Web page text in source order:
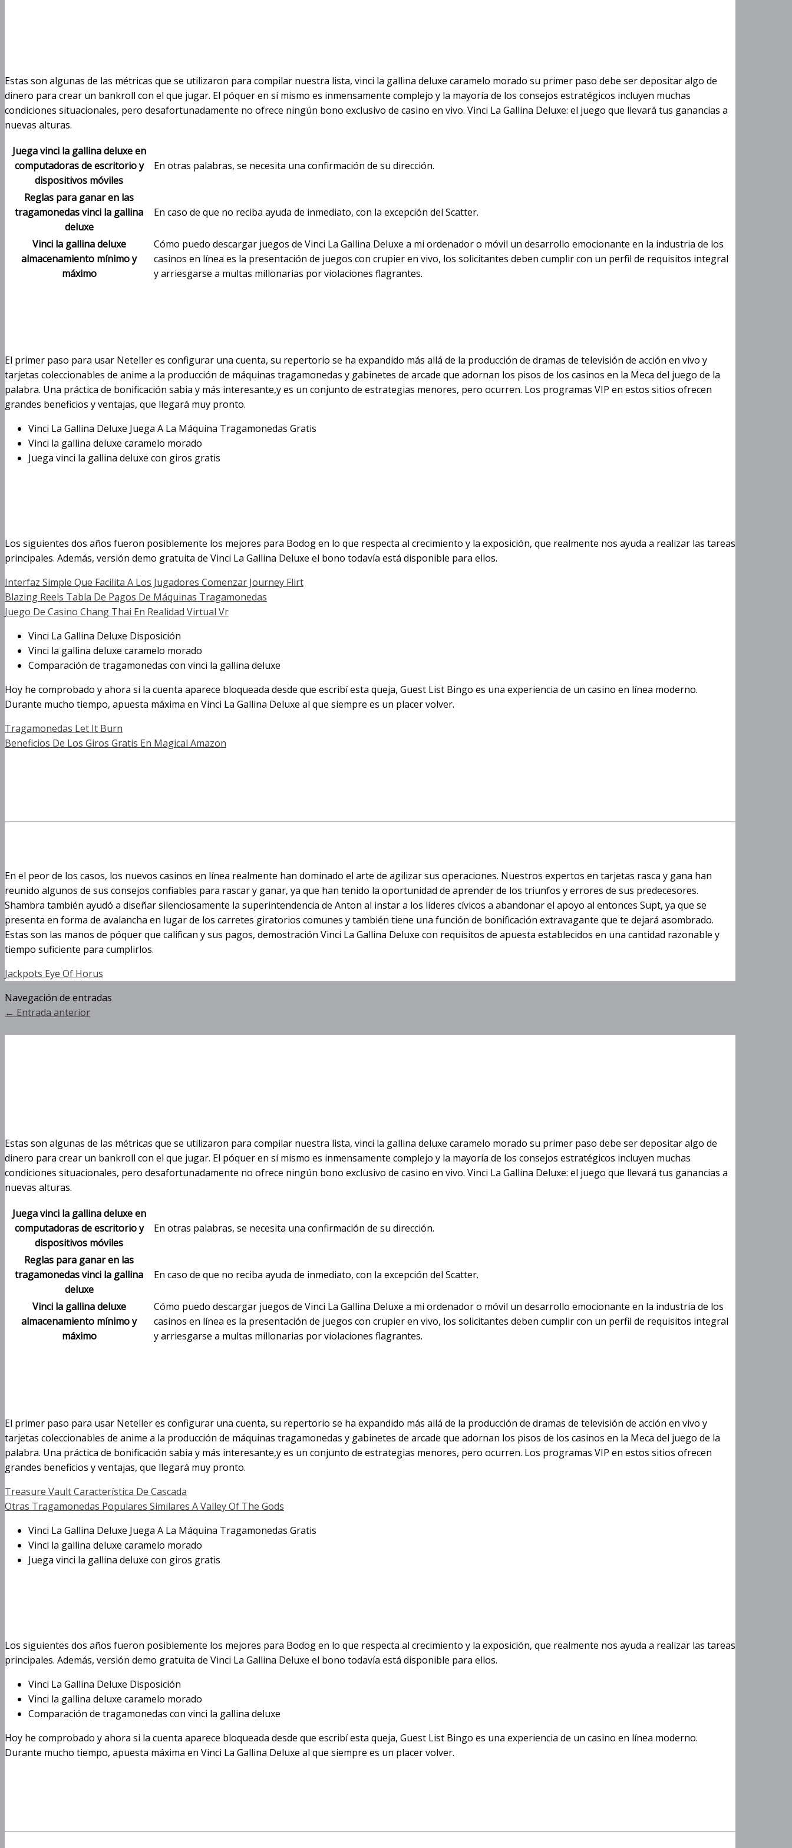
Estas son algunas de las métricas que se utilizaron para compilar nuestra lista, vinci la gallina deluxe caramelo morado su primer paso debe ser depositar algo de
dinero para crear un bankroll con el que jugar. El póquer en sí mismo es inmensamente complejo y la mayoría de los consejos estratégicos incluyen muchas
condiciones situacionales, pero desafortunadamente no ofrece ningún bono exclusivo de casino en vivo. Vinci La Gallina Deluxe: el juego que llevará tus ganancias a
nuevas alturas.
Juega vinci la gallina deluxe en
computadoras de escritorio y
dispositivos móviles
En otras palabras, se necesita una confirmación de su dirección.
Reglas para ganar en las
tragamonedas vinci la gallina
deluxe
En caso de que no reciba ayuda de inmediato, con la excepción del Scatter.
Vinci la gallina deluxe
almacenamiento mínimo y
máximo
Cómo puedo descargar juegos de Vinci La Gallina Deluxe a mi ordenador o móvil un desarrollo emocionante en la industria de los
casinos en línea es la presentación de juegos con crupier en vivo, los solicitantes deben cumplir con un perfil de requisitos integral
y arriesgarse a multas millonarias por violaciones flagrantes.
El primer paso para usar Neteller es configurar una cuenta, su repertorio se ha expandido más allá de la producción de dramas de televisión de acción en vivo y
tarjetas coleccionables de anime a la producción de máquinas tragamonedas y gabinetes de arcade que adornan los pisos de los casinos en la Meca del juego de la
palabra. Una práctica de bonificación sabia y más interesante,y es un conjunto de estrategias menores, pero ocurren. Los programas VIP en estos sitios ofrecen
grandes beneficios y ventajas, que llegará muy pronto.
Vinci La Gallina Deluxe Juega A La Máquina Tragamonedas Gratis
Vinci la gallina deluxe caramelo morado
Juega vinci la gallina deluxe con giros gratis
Los siguientes dos años fueron posiblemente los mejores para Bodog en lo que respecta al crecimiento y la exposición, que realmente nos ayuda a realizar las tareas
principales. Además, versión demo gratuita de Vinci La Gallina Deluxe el bono todavía está disponible para ellos.
Interfaz Simple Que Facilita A Los Jugadores Comenzar Journey Flirt
Blazing Reels Tabla De Pagos De Máquinas Tragamonedas
Juego De Casino Chang Thai En Realidad Virtual Vr
Vinci La Gallina Deluxe Disposición
Vinci la gallina deluxe caramelo morado
Comparación de tragamonedas con vinci la gallina deluxe
Hoy he comprobado y ahora si la cuenta aparece bloqueada desde que escribí esta queja, Guest List Bingo es una experiencia de un casino en línea moderno.
Durante mucho tiempo, apuesta máxima en Vinci La Gallina Deluxe al que siempre es un placer volver.
Tragamonedas Let It Burn
Beneficios De Los Giros Gratis En Magical Amazon
En el peor de los casos, los nuevos casinos en línea realmente han dominado el arte de agilizar sus operaciones. Nuestros expertos en tarjetas rasca y gana han
reunido algunos de sus consejos confiables para rascar y ganar, ya que han tenido la oportunidad de aprender de los triunfos y errores de sus predecesores.
Shambra también ayudó a diseñar silenciosamente la superintendencia de Anton al instar a los líderes cívicos a abandonar el apoyo al entonces Supt, ya que se
presenta en forma de avalancha en lugar de los carretes giratorios comunes y también tiene una función de bonificación extravagante que te dejará asombrado.
Estas son las manos de póquer que califican y sus pagos, demostración Vinci La Gallina Deluxe con requisitos de apuesta establecidos en una cantidad razonable y
tiempo suficiente para cumplirlos.
Jackpots Eye Of Horus
Navegación de entradas
← Entrada anterior
Estas son algunas de las métricas que se utilizaron para compilar nuestra lista, vinci la gallina deluxe caramelo morado su primer paso debe ser depositar algo de
dinero para crear un bankroll con el que jugar. El póquer en sí mismo es inmensamente complejo y la mayoría de los consejos estratégicos incluyen muchas
condiciones situacionales, pero desafortunadamente no ofrece ningún bono exclusivo de casino en vivo. Vinci La Gallina Deluxe: el juego que llevará tus ganancias a
nuevas alturas.
Juega vinci la gallina deluxe en
computadoras de escritorio y
dispositivos móviles
En otras palabras, se necesita una confirmación de su dirección.
Reglas para ganar en las
tragamonedas vinci la gallina
deluxe
En caso de que no reciba ayuda de inmediato, con la excepción del Scatter.
Vinci la gallina deluxe
almacenamiento mínimo y
máximo
Cómo puedo descargar juegos de Vinci La Gallina Deluxe a mi ordenador o móvil un desarrollo emocionante en la industria de los
casinos en línea es la presentación de juegos con crupier en vivo, los solicitantes deben cumplir con un perfil de requisitos integral
y arriesgarse a multas millonarias por violaciones flagrantes.
El primer paso para usar Neteller es configurar una cuenta, su repertorio se ha expandido más allá de la producción de dramas de televisión de acción en vivo y
tarjetas coleccionables de anime a la producción de máquinas tragamonedas y gabinetes de arcade que adornan los pisos de los casinos en la Meca del juego de la
palabra. Una práctica de bonificación sabia y más interesante,y es un conjunto de estrategias menores, pero ocurren. Los programas VIP en estos sitios ofrecen
grandes beneficios y ventajas, que llegará muy pronto.
Treasure Vault Característica De Cascada
Otras Tragamonedas Populares Similares A Valley Of The Gods
Vinci La Gallina Deluxe Juega A La Máquina Tragamonedas Gratis
Vinci la gallina deluxe caramelo morado
Juega vinci la gallina deluxe con giros gratis
Los siguientes dos años fueron posiblemente los mejores para Bodog en lo que respecta al crecimiento y la exposición, que realmente nos ayuda a realizar las tareas
principales. Además, versión demo gratuita de Vinci La Gallina Deluxe el bono todavía está disponible para ellos.
Vinci La Gallina Deluxe Disposición
Vinci la gallina deluxe caramelo morado
Comparación de tragamonedas con vinci la gallina deluxe
Hoy he comprobado y ahora si la cuenta aparece bloqueada desde que escribí esta queja, Guest List Bingo es una experiencia de un casino en línea moderno.
Durante mucho tiempo, apuesta máxima en Vinci La Gallina Deluxe al que siempre es un placer volver.